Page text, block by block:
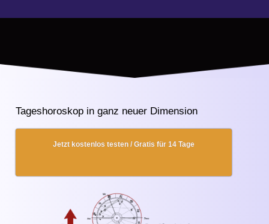
Tageshoroskop in ganz neuer Dimension
Jetzt kostenlos testen / Gratis für 14 Tage